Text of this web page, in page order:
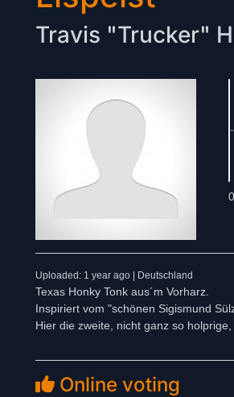
Travis "Trucker"
Uploaded: 1 year ago | Deutschland
Texas Honky Tonk aus´m Vorharz.
Inspiriert vom "schönen Sigismund
Hier die zweite, nicht ganz so
Online voting